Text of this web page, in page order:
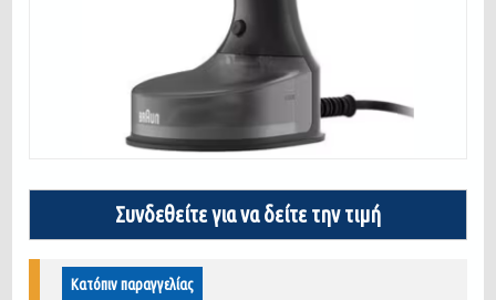
Συνδεθείτε για να δείτε την τιμή
Κατόπιν παραγγελίας